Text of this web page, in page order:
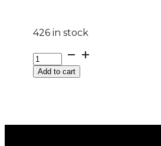
426 in stock
165/70
R
13Add to cart